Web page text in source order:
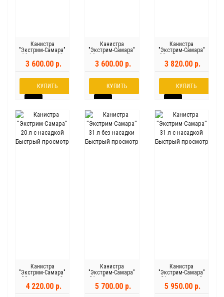
Канистра
"Экстрим-Самара"
16 л с насадкой
3 600.00 р.
КУПИТЬ
Канистра
"Экстрим-Самара"
16 л с насадкой и
доп. креплением
3 600.00 р.
КУПИТЬ
Канистра
"Экстрим-Самара"
20 л без насадки
3 820.00 р.
КУПИТЬ
Быстрый просмотр
Канистра
"Экстрим-Самара"
20 л с насадкой
4 220.00 р.
Быстрый просмотр
Канистра
"Экстрим-Самара"
31 л без насадки
5 700.00 р.
Быстрый просмотр
Канистра
"Экстрим-Самара"
31 л с насадкой
5 950.00 р.